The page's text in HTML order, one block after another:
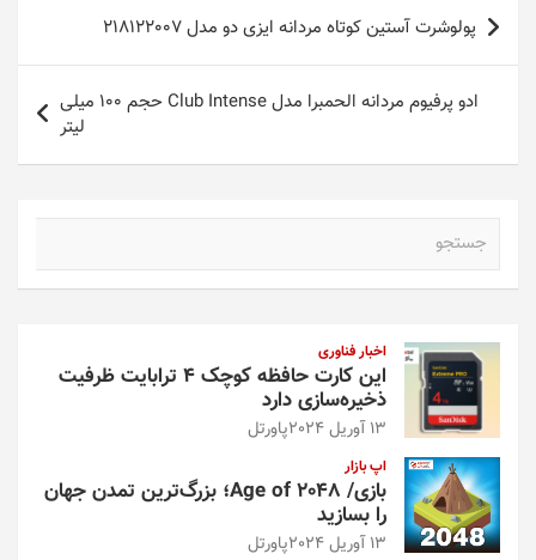
نوشتهپولوشرت آستین کوتاه مردانه ایزی دو مدل 218122007
ادو پرفیوم مردانه الحمبرا مدل Club Intense حجم 100 میلی
لیتر
اخبار فناوری
این کارت حافظه کوچک ۴ ترابایت ظرفیت
ذخیره‌سازی دارد
13 آوریل 2024 پاورتل
اپ بازار
بازی/ Age of 2048؛ بزرگ‌ترین تمدن جهان
را بسازید
13 آوریل 2024 پاورتل